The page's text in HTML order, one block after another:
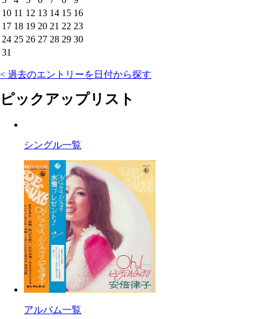
10 11 12 13 14 15 16
17 18 19 20 21 22 23
24 25 26 27 28 29 30
31
< 過去のエントリーを日付から探す
ピックアップリスト
シングル一覧
アルバム一覧